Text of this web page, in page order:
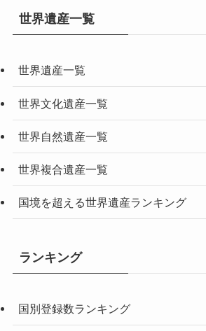
世界遺産一覧
世界遺産一覧
世界文化遺産一覧
世界自然遺産一覧
世界複合遺産一覧
国境を超える世界遺産ランキング
ランキング
国別登録数ランキング